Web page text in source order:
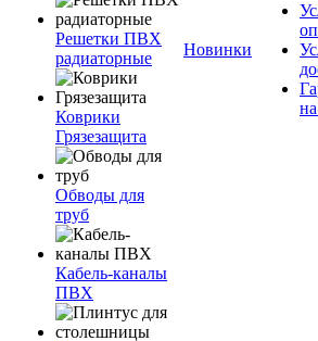
Решетки ПВХ
радиаторные
Коврики
Грязезащита
Обводы для
труб
Кабель-каналы
ПВХ
Новинки